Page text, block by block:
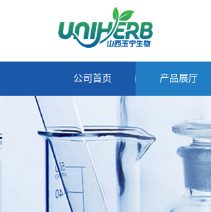
公司首页 产品展厅